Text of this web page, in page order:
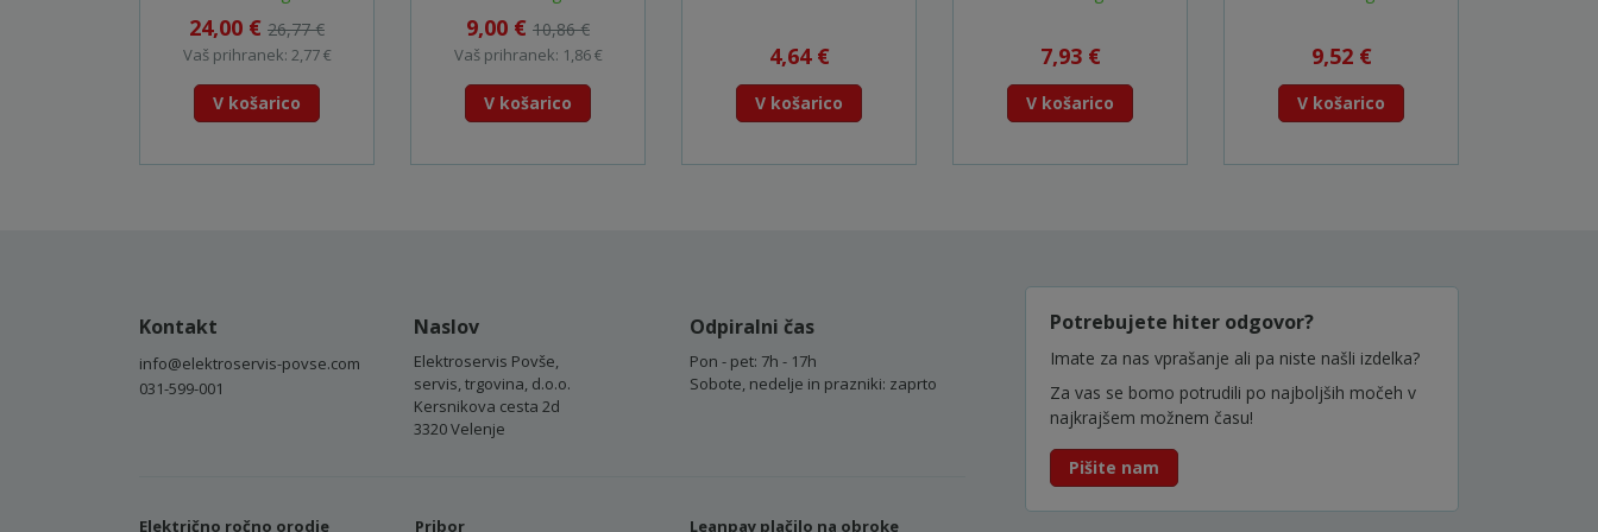
24,00 € 26,77 €
Vaš prihranek: 2,77 €
V košarico
9,00 € 10,86 €
Vaš prihranek: 1,86 €
V košarico
4,64 €
V košarico
7,93 €
V košarico
9,52 €
V košarico
Potrebujete hiter odgovor?
Imate za nas vprašanje ali pa niste našli izdelka?
Za vas se bomo potrudili po najboljših močeh v
najkrajšem možnem času!
Pišite nam
Kontakt
info@elektroservis-povse.com
031-599-001
Naslov
Elektroservis Povše,
servis, trgovina, d.o.o.
Kersnikova cesta 2d
3320 Velenje
Odpiralni čas
Pon - pet: 7h - 17h
Sobote, nedelje in prazniki: zaprto
Električno ročno orodje Pribor Leanpay plačilo na obroke